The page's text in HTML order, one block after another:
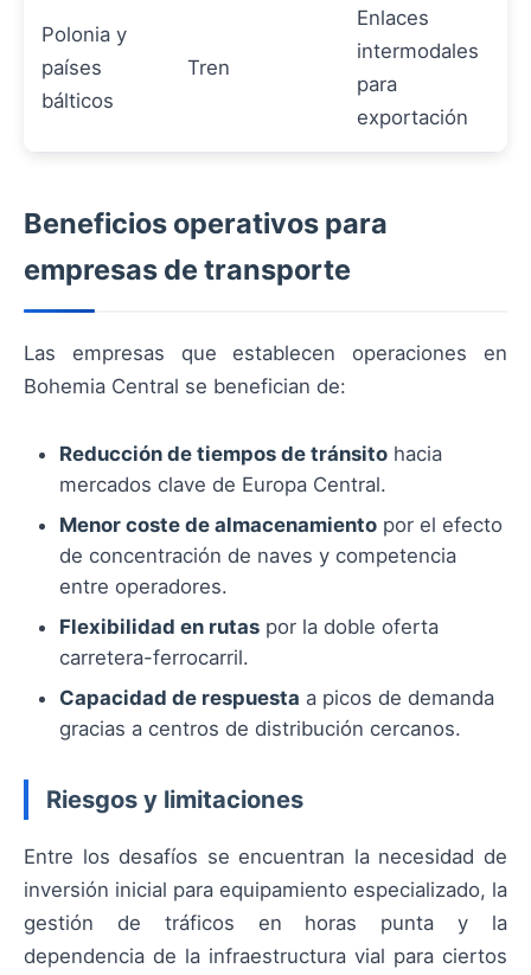
Polonia y
países
bálticos
Tren
Enlaces
intermodales
para
exportación
Beneficios operativos para
empresas de transporte
Las empresas que establecen operaciones en
Bohemia Central se benefician de:
Reducción de tiempos de tránsito hacia
mercados clave de Europa Central.
Menor coste de almacenamiento por el efecto
de concentración de naves y competencia
entre operadores.
Flexibilidad en rutas por la doble oferta
carretera-ferrocarril.
Capacidad de respuesta a picos de demanda
gracias a centros de distribución cercanos.
Riesgos y limitaciones
Entre los desafíos se encuentran la necesidad de
inversión inicial para equipamiento especializado, la
gestión de tráficos en horas punta y la
dependencia de la infraestructura vial para ciertos